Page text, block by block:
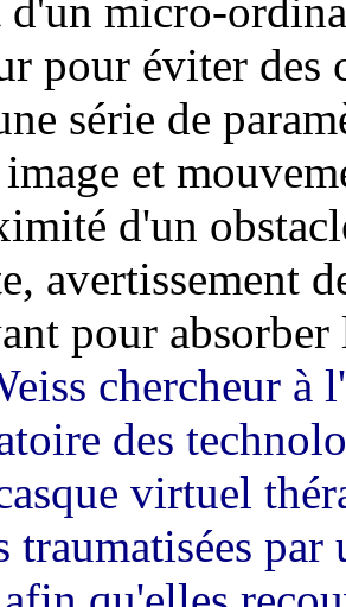
d'un micro-
pour éviter
série de
et
d'un
avertissement
pour
chercheur
des
virtuel
traumatisées